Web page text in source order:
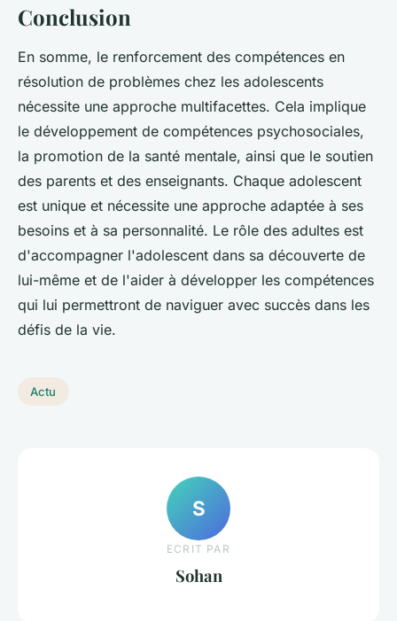
Conclusion
En somme, le renforcement des compétences en
résolution de problèmes chez les adolescents
nécessite une approche multifacettes. Cela implique
le développement de compétences psychosociales,
la promotion de la santé mentale, ainsi que le soutien
des parents et des enseignants. Chaque adolescent
est unique et nécessite une approche adaptée à ses
besoins et à sa personnalité. Le rôle des adultes est
d'accompagner l'adolescent dans sa découverte de
lui-même et de l'aider à développer les compétences
qui lui permettront de naviguer avec succès dans les
défis de la vie.
Actu
S
ECRIT PAR
Sohan